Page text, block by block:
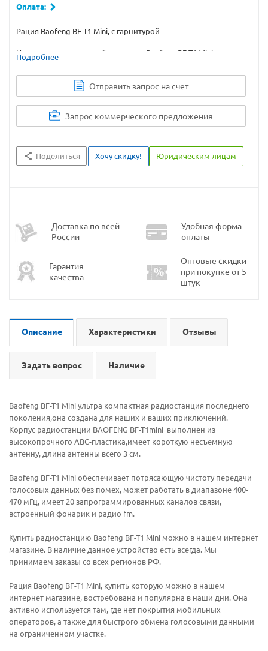
Оплата:
Рация Baofeng BF-T1 Mini, с гарнитурой
Недорогая и очень удобная рация Baofeng BF-T1 Mini –
настоящий подарок для ценителей компактной аппаратуры.
Наравне с профессиональными моделями она обеспечивает
передачу чистых сигналов и хорошо справляется с
помехами.
Подробнее
Отправить запрос на счет
Запрос коммерческого предложения
Поделиться Хочу скидку! Юридическим лицам
Доставка по всей
России
Удобная форма
оплаты
Гарантия
качества
Оптовые скидки
при покупке от 5
штук
Описание Характеристики Отзывы
Задать вопрос Наличие
Baofeng BF-T1 Mini ультра компактная радиостанция последнего
поколения,она создана для наших и ваших приключений.
Корпус радиостанции BAOFENG BF-T1mini выполнен из
высокопрочного ABC-пластика,имеет короткую несъемную
антенну, длина антенны всего 3 см.
Baofeng BF-T1 Mini обеспечивает потрясающую чистоту передачи
голосовых данных без помех, может работать в диапазоне 400-
470 мГц, имеет 20 запрограммированных каналов связи,
встроенный фонарик и радио fm.
Купить радиостанцию Baofeng BF-T1 Mini можно в нашем интернет
магазине. В наличие данное устройство есть всегда. Мы
принимаем заказы со всех регионов РФ.
Рация Baofeng BF-T1 Mini, купить которую можно в нашем
интернет магазине, востребована и популярна в наши дни. Она
активно используется там, где нет покрытия мобильных
операторов, а также для быстрого обмена голосовыми данными
на ограниченном участке.